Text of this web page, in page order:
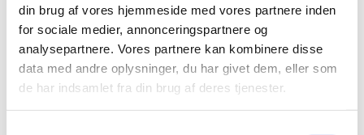
din brug af vores hjemmeside med vores partnere inden
for sociale medier, annonceringspartnere og
analysepartnere. Vores partnere kan kombinere disse
data med andre oplysninger, du har givet dem, eller som
de har indsamlet fra din brug af deres tjenester.
2018 (46)
2017 (36)
2016 (48)
december (5)